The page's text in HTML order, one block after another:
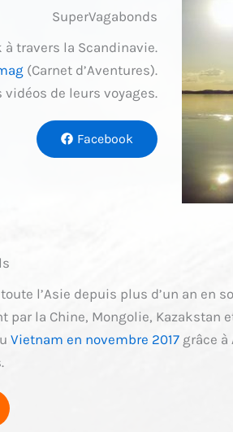
SuperVagabonds
à travers la Scandinavie.
(Carnet d’Aventures).
de leurs voyages.
Facebook
l’Asie depuis plus d’un an en
par la Chine, Mongolie, Kazakstan
Vietnam en novembre 2017 grâce à